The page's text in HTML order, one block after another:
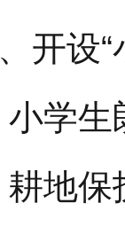
开设
学生
耕地